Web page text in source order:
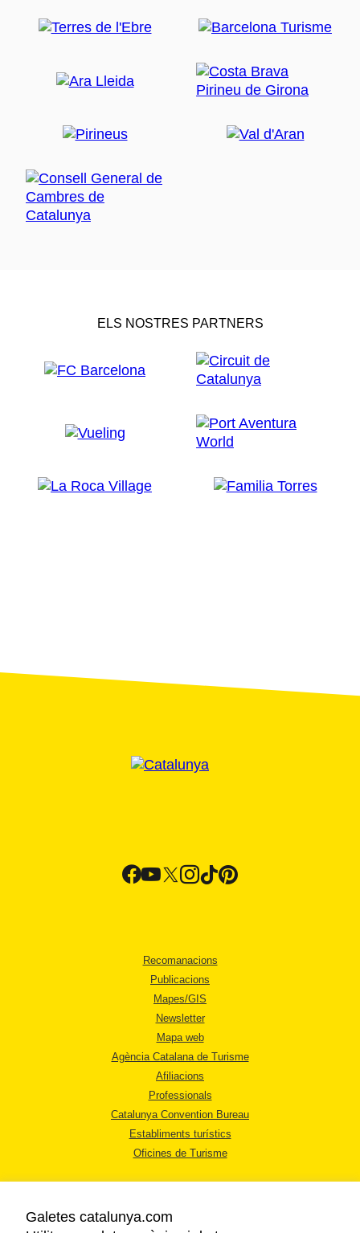
ELS NOSTRES PARTNERS
Recomanacions
Publicacions
Mapes/GIS
Newsletter
Mapa web
Agència Catalana de Turisme
Afiliacions
Professionals
Catalunya Convention Bureau
Establiments turístics
Oficines de Turisme
Galetes catalunya.com